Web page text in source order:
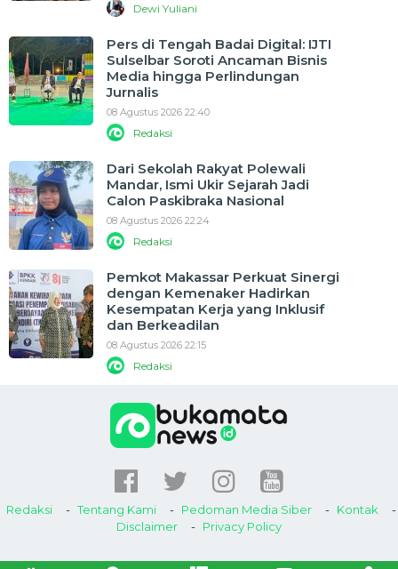
Dewi Yuliani
Pers di Tengah Badai Digital: IJTI
Sulselbar Soroti Ancaman Bisnis
Media hingga Perlindungan
Jurnalis
08 Agustus 2026 22:40
Redaksi
Dari Sekolah Rakyat Polewali
Mandar, Ismi Ukir Sejarah Jadi
Calon Paskibraka Nasional
08 Agustus 2026 22:24
Redaksi
Pemkot Makassar Perkuat Sinergi
dengan Kemenaker Hadirkan
Kesempatan Kerja yang Inklusif
dan Berkeadilan
08 Agustus 2026 22:15
Redaksi
Redaksi Tentang Kami Pedoman Media Siber
Kontak
Disclaimer
Privacy Policy